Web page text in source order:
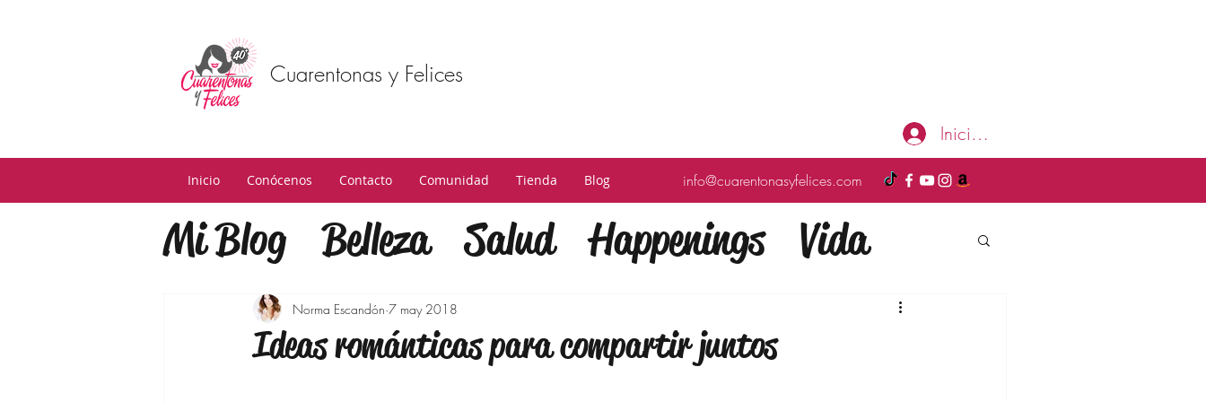
Cuarentonas y Felices
Iniciar sesión
Inicio Conócenos Contacto Comunidad Tienda Blog info@cuarentonasyfelices.com
Mi Blog Belleza Salud Happenings
Vida
Estilo
Mindfulness
Moda
Bienestar Familia
Ideas románticas para compartir juntos
Norma Escandón 7 may 2018